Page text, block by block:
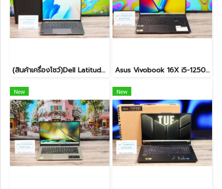
(สินค้าเครื่องโชว์)Dell Latitude 7450 2-in-1 ทัชกรีนหมุนจอได้ Ultra7-155U RAM16 SSD512GB จอ14 FHD+ สเปคสูง ทำงานเก่ง มีไฟใต้คีย์บอร์ด เครื่องสวยบางเบา ประกันศูนย์2029 ลดราคาพิเศษจากปกติ 38,990 .- ลดเหลือ 36,990.- Asus Vivobook 16X i5-12500H RTX4050(8GB) Ram32 ssd512 จอ16นิ้ว WUXGA 120Hz สเปคสูงมีการ์ดจอแยกหน้าจอใหญ่ ขายเพียง 27,900.-
New New